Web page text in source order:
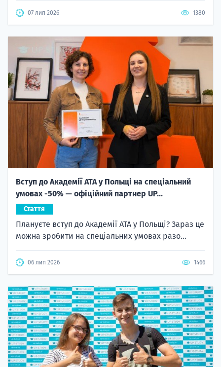
07 лип 2026 1380
Вступ до Академії ATA у Польщі на спеціальний
умовах -50% — офіційний партнер UP...
Стаття
Плануєте вступ до Академії ATA у Польщі? Зараз це
можна зробити на спеціальних умовах разо...
06 лип 2026 1466